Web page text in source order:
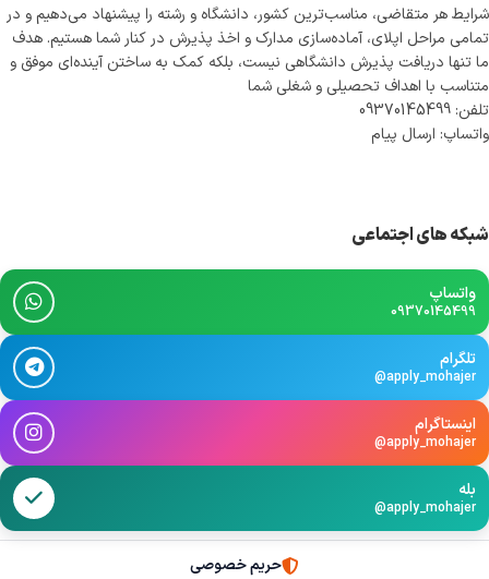
شرایط هر متقاضی، مناسب‌ترین کشور، دانشگاه و رشته را پیشنهاد می‌دهیم و در
تمامی مراحل اپلای، آماده‌سازی مدارک و اخذ پذیرش در کنار شما هستیم. هدف
ما تنها دریافت پذیرش دانشگاهی نیست، بلکه کمک به ساختن آینده‌ای موفق و
متناسب با اهداف تحصیلی و شغلی شما
تلفن: 09370145499
واتساپ: ارسال پیام
شبکه های اجتماعی
واتساپ
09370145499
تلگرام
@apply_mohajer
اینستاگرام
@apply_mohajer
بله
@apply_mohajer
حریم خصوصی